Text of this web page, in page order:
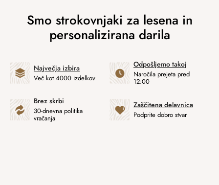
Največja izbira
Več kot 4000 izdelkov
Odpošljemo takoj
Naročila prejeta pred
12:00
Brez skrbi
30-dnevna politika
vračanja
Zaščitena delavnica
Podprite dobro stvar